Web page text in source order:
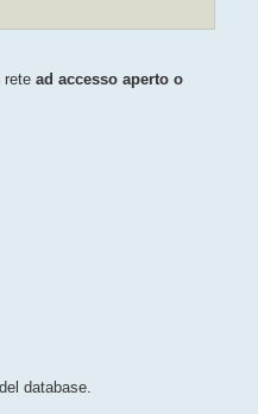
rete ad accesso aperto o
database.